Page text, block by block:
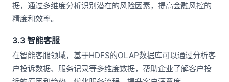
据，通过多维度分析识别潜在的风险因素，提高金融风控的
精度和效率。
3.3 智能客服
在智能客服领域，基于HDFS的OLAP数据库可以通过分析客
户投诉数据、服务记录等多维度数据，帮助企业了解客户投